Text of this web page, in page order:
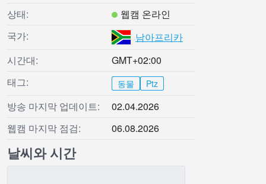
상태:
웹캠 온라인
국가:
남아프리카
시간대:
GMT+02:00
태그:
동물 Ptz
방송 마지막 업데이트:
02.04.2026
웹캠 마지막 점검:
06.08.2026
날씨와 시간